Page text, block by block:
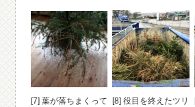
[7] 葉が落ちまくって
[8] 役目を終えたツリ